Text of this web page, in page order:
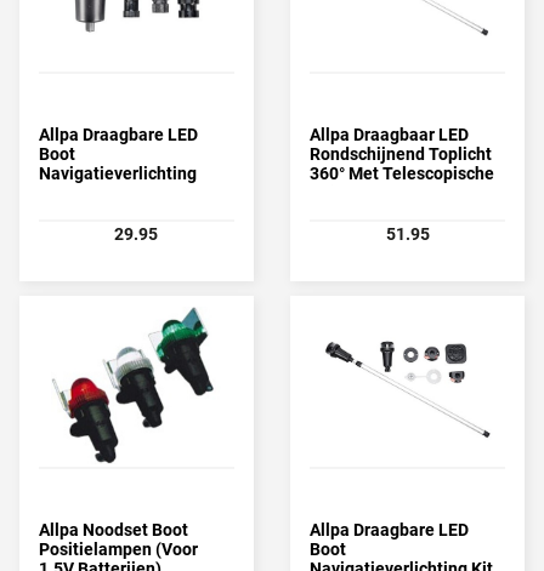
Allpa Draagbare LED
Boot
Navigatieverlichting
29.95
Allpa Draagbaar LED
Rondschijnend Toplicht
360° Met Telescopische
51.95
Allpa Noodset Boot
Positielampen (Voor
Allpa Draagbare LED
Boot